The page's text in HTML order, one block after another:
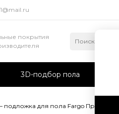
покрытия
3D-подбор пола
для пола Fargo Премиум